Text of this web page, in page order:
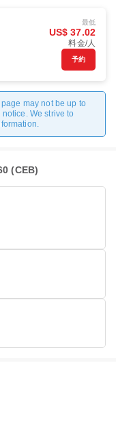
最低
US$ 37.02
料金/人
予約
may not be up to
We strive to
(CEB)